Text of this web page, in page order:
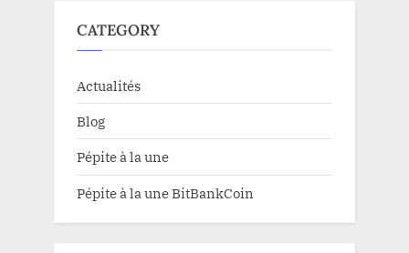
CATEGORY
Actualités
Blog
Pépite à la une
Pépite à la une BitBankCoin